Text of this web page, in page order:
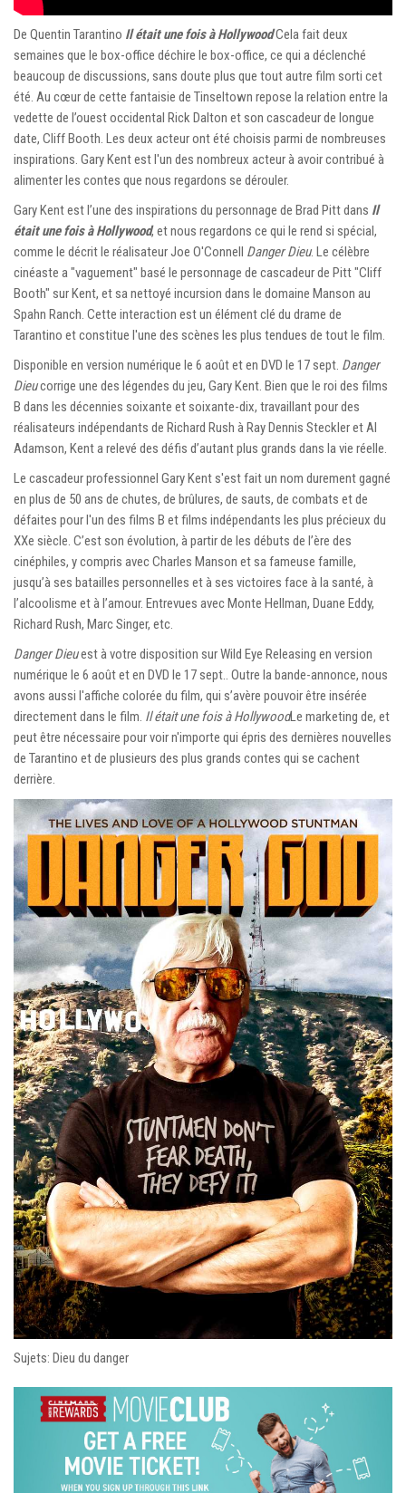
De Quentin Tarantino Il était une fois à HollywoodCela fait deux
semaines que le box-office déchire le box-office, ce qui a déclenché
beaucoup de discussions, sans doute plus que tout autre film sorti cet
été. Au cœur de cette fantaisie de Tinseltown repose la relation entre la
vedette de l’ouest occidental Rick Dalton et son cascadeur de longue
date, Cliff Booth. Les deux acteur ont été choisis parmi de nombreuses
inspirations. Gary Kent est l'un des nombreux acteur à avoir contribué à
alimenter les contes que nous regardons se dérouler.
Gary Kent est l’une des inspirations du personnage de Brad Pitt dans Il
était une fois à Hollywood, et nous regardons ce qui le rend si spécial,
comme le décrit le réalisateur Joe O'Connell Danger Dieu. Le célèbre
cinéaste a "vaguement" basé le personnage de cascadeur de Pitt "Cliff
Booth" sur Kent, et sa nettoyé incursion dans le domaine Manson au
Spahn Ranch. Cette interaction est un élément clé du drame de
Tarantino et constitue l'une des scènes les plus tendues de tout le film.
Disponible en version numérique le 6 août et en DVD le 17 sept. Danger
Dieucorrige une des légendes du jeu, Gary Kent. Bien que le roi des films
B dans les décennies soixante et soixante-dix, travaillant pour des
réalisateurs indépendants de Richard Rush à Ray Dennis Steckler et Al
Adamson, Kent a relevé des défis d’autant plus grands dans la vie réelle.
Le cascadeur professionnel Gary Kent s'est fait un nom durement gagné
en plus de 50 ans de chutes, de brûlures, de sauts, de combats et de
défaites pour l'un des films B et films indépendants les plus précieux du
XXe siècle. C’est son évolution, à partir de les débuts de l’ère des
cinéphiles, y compris avec Charles Manson et sa fameuse famille,
jusqu’à ses batailles personnelles et à ses victoires face à la santé, à
l’alcoolisme et à l’amour. Entrevues avec Monte Hellman, Duane Eddy,
Richard Rush, Marc Singer, etc.
Danger Dieuest à votre disposition sur Wild Eye Releasing en version
numérique le 6 août et en DVD le 17 sept.. Outre la bande-annonce, nous
avons aussi l'affiche colorée du film, qui s’avère pouvoir être insérée
directement dans le film. Il était une fois à HollywoodLe marketing de, et
peut être nécessaire pour voir n'importe qui épris des dernières nouvelles
de Tarantino et de plusieurs des plus grands contes qui se cachent
derrière.
Sujets: Dieu du danger